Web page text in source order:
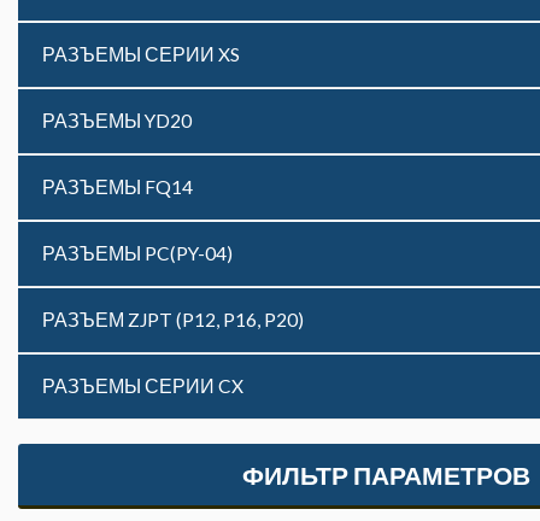
РАЗЪЕМЫ СЕРИИ XS
РАЗЪЕМЫ YD20
РАЗЪЕМЫ FQ14
РАЗЪЕМЫ PC(PY-04)
РАЗЪЕМ ZJPT (P12, P16, P20)
РАЗЪЕМЫ СЕРИИ CX
ФИЛЬТР ПАРАМЕТРОВ